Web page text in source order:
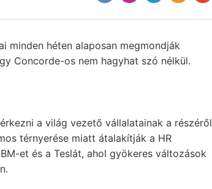
minden héten alaposan megmondják
Concorde-os nem hagyhat szó nélkül.
a világ vezető vállalatainak a részéről
térnyerése miatt átalakítják a HR
et és a Teslát, ahol gyökeres változások